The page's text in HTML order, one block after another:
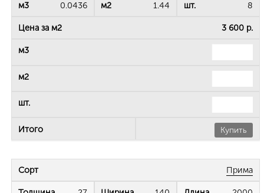
0.0436 1.44 8
3 600 р.
Купить
Прима